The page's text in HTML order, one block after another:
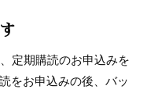
定期購読のお申込みを
をお申込みの後、バッ